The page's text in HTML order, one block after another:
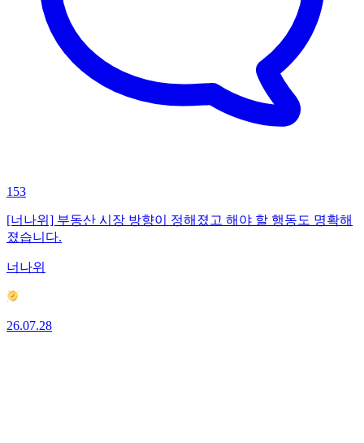
153
[너나위] 부동산 시장 방향이 정해졌고 해야 할 행동도 명확해
졌습니다.
너나위
26.07.28